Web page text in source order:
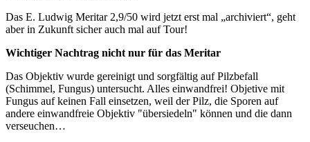
Das E. Ludwig Meritar 2,9/50 wird jetzt erst mal „archiviert“, geht
aber in Zukunft sicher auch mal auf Tour!
Wichtiger Nachtrag nicht nur für das Meritar
Das Objektiv wurde gereinigt und sorgfältig auf Pilzbefall
(Schimmel, Fungus) untersucht. Alles einwandfrei! Objetive mit
Fungus auf keinen Fall einsetzen, weil der Pilz, die Sporen auf
andere einwandfreie Objektiv "übersiedeln" können und die dann
verseuchen…